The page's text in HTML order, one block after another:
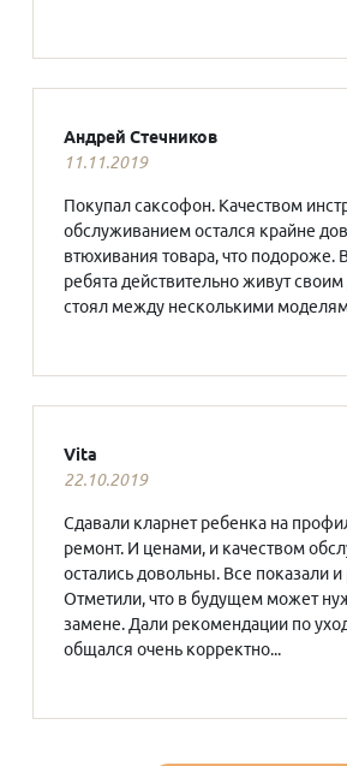
Андрей Стечников
11.11.2019
Покупал саксофон. Качеством
обслуживанием остался крайне
втюхивания товара, что подороже.
ребята действительно живут
стоял между несколькими
Vita
22.10.2019
Сдавали кларнет ребенка на
ремонт. И ценами, и качеством
остались довольны. Все показали и
Отметили, что в будущем может
замене. Дали рекомендации по
общался очень корректно...